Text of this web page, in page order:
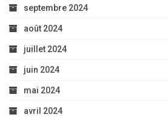
septembre 2024
août 2024
juillet 2024
juin 2024
mai 2024
avril 2024